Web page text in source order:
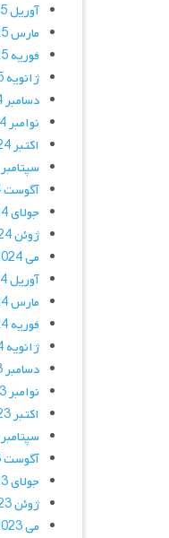
آوریل 2025
مارس 2025
فوریه 2025
ژانویه 2025
دسامبر 2024
نوامبر 2024
اکتبر 2024
سپتامبر 2024
آگوست 2024
جولای 2024
ژوئن 2024
می 2024
آوریل 2024
مارس 2024
فوریه 2024
ژانویه 2024
دسامبر 2023
نوامبر 2023
اکتبر 2023
سپتامبر 2023
آگوست 2023
جولای 2023
ژوئن 2023
می 2023